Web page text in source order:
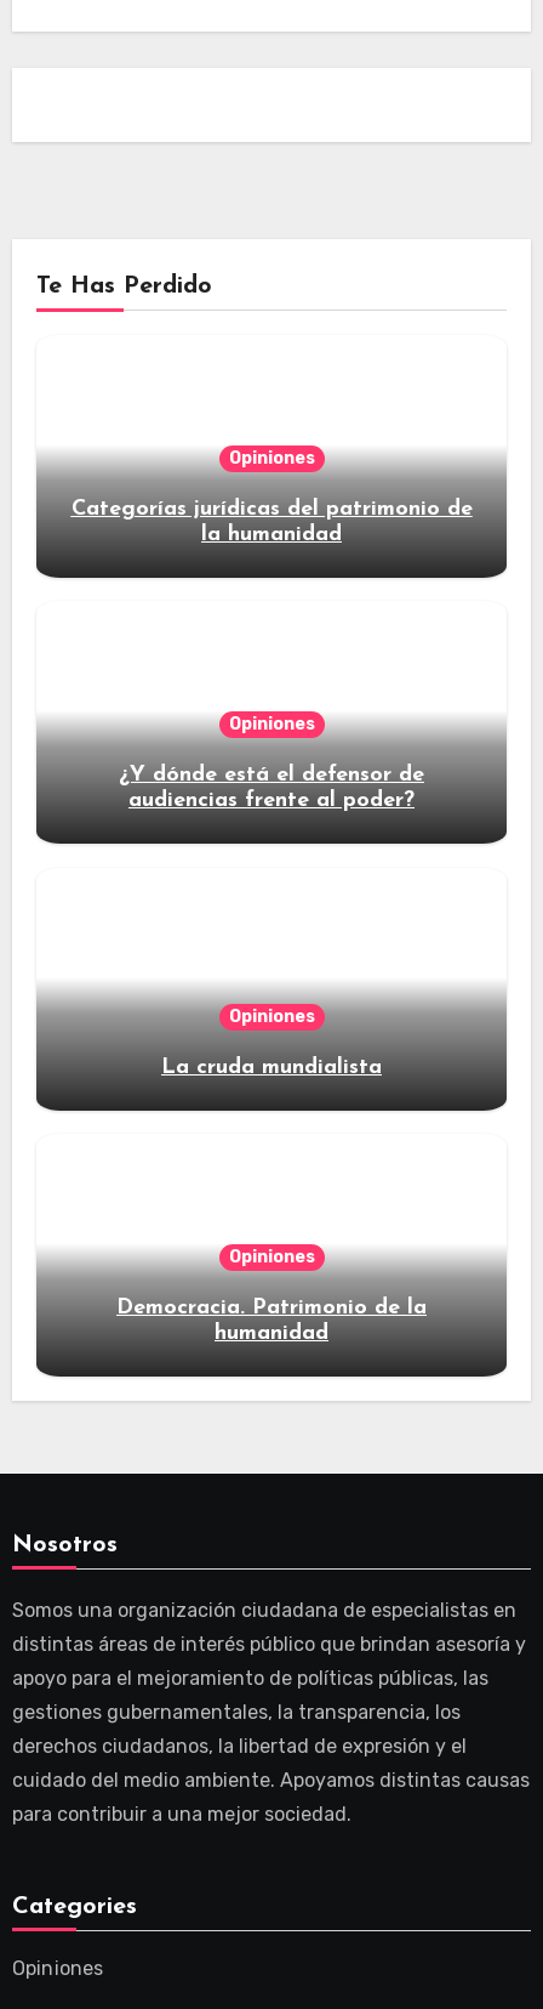
Te Has Perdido
Opiniones
Categorías jurídicas del patrimonio de
la humanidad
Opiniones
¿Y dónde está el defensor de
audiencias frente al poder?
Opiniones
La cruda mundialista
Opiniones
Democracia. Patrimonio de la
humanidad
Nosotros
Somos una organización ciudadana de especialistas en
distintas áreas de interés público que brindan asesoría y
apoyo para el mejoramiento de políticas públicas, las
gestiones gubernamentales, la transparencia, los
derechos ciudadanos, la libertad de expresión y el
cuidado del medio ambiente. Apoyamos distintas causas
para contribuir a una mejor sociedad.
Categories
Opiniones